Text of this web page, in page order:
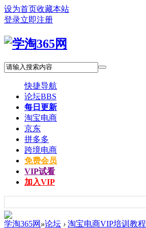
设为首页收藏本站
登录立即注册
快捷导航
论坛BBS
每日更新
淘宝电商
京东
拼多多
跨境电商
免费会员
VIP试看
加入VIP
学淘365网 »论坛 › 淘宝电商VIP培训教程